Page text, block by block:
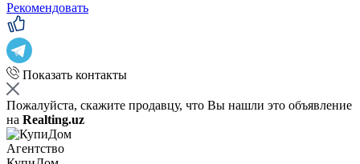
Рекомендовать
Показать контакты
Пожалуйста, скажите продавцу, что Вы нашли это объявление
на Realting.uz
Агентство